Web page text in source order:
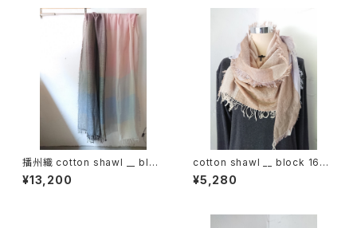
播州織 cotton shawl __ bloc
k 220-120 春霞KW
¥13,200
cotton shawl __ block 160
木通w
¥5,280